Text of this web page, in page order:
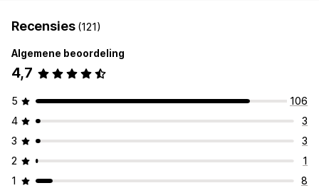
Recensies (121)
Algemene beoordeling
4,7
5
106
4
3
3
3
2
1
1
8